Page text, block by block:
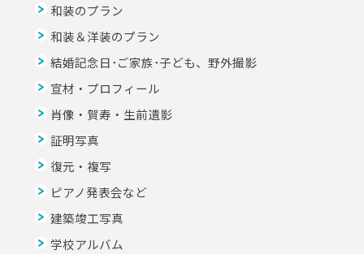
和装のプラン
和装＆洋装のプラン
結婚記念日･ご家族･子ども、野外撮影
宣材・プロフィール
肖像・賀寿・生前遺影
証明写真
復元・複写
ピアノ発表会など
建築竣工写真
学校アルバム